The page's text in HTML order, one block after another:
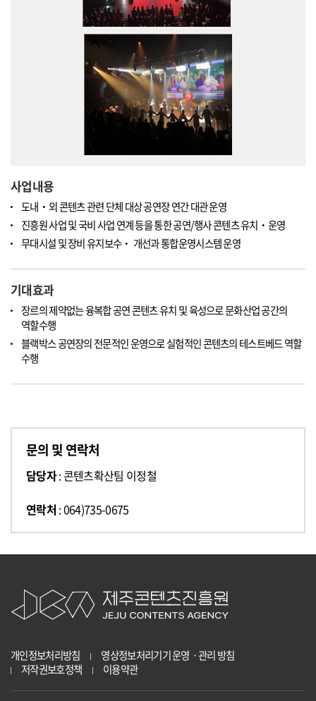
사업내용
도내‧외 콘텐츠 관련 단체 대상 공연장 연간 대관 운영
진흥원 사업 및 국비 사업 연계 등을 통한 공연/행사 콘텐츠 유치‧운영
무대시설 및 장비 유지보수‧ 개선과 통합운영시스템 운영
기대효과
장르의 제약없는 융복합 공연 콘텐츠 유치 및 육성으로 문화산업 공간의
역할수행
블랙박스 공연장의 전문적인 운영으로 실험적인 콘텐츠의 테스트베드 역할
수행
문의 및 연락처
담당자: 콘텐츠확산팀 이정철
연락처 : 064)735-0675
개인정보처리방침
영상정보처리기기 운영ㆍ관리 방침
저작권보호정책
이용약관